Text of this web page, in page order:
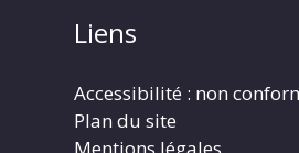
Liens
Accessibilité : non
Plan du site
Mentions légales